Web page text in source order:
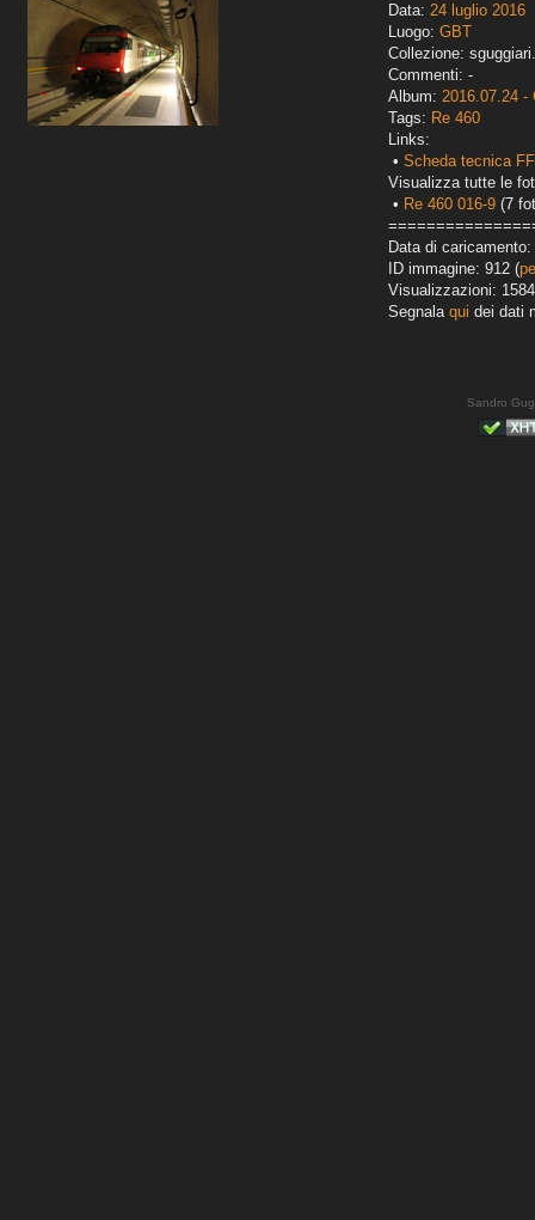
Data: 24 luglio 2016
Luogo: GBT
Collezione:
Commenti: -
Album: 2016.07.24 -
Tags: Re 460
Links:
• Scheda tecnica
Visualizza tutte le
• Re 460 016-9 (7
Data di caricamento:
ID immagine: 912 (
Visualizzazioni: 1584
Segnala qui dei dati
Sandro